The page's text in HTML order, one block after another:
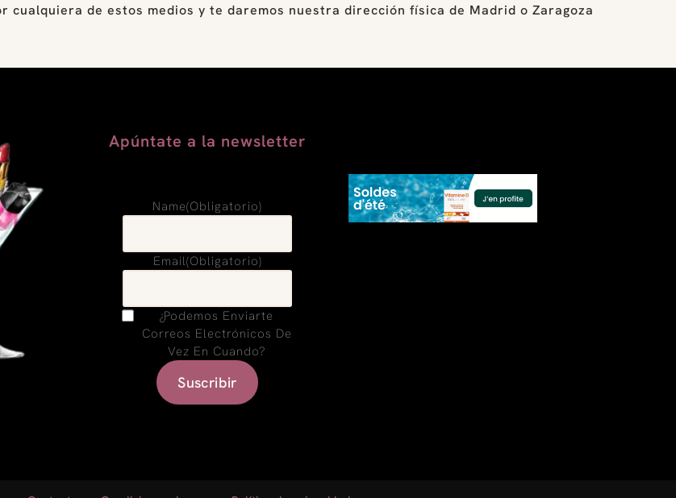
cualquiera de estos medios y te daremos nuestra dirección física de Madrid o Zaragoza
Apúntate a la newsletter
Name(obligatorio)
Email(obligatorio)
¿Podemos Enviarte
Correos Electrónicos De
Vez En Cuando?
Suscribir